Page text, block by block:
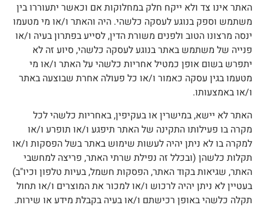
אינו צד ולא ייקח חלק במחלוקות אם וכאשר יתעוררו בין
וספק בנוגע לעסקה כלשהי. היה והאתר ו/או מי מטעמו
מרצונו הטוב ולפנים משורת הדין, לסייע בפתרון בעיה ו/או
של משתמש באתר בנוגע לעסקה כלשהי, סיוע זה לא
בשום אופן כמטיל אחריות כלשהי על האתר ו/או מי
בגין עסקה כאמור ו/או כל פעולה אחרת שבוצעה באתר
או באמצעותו.
לא יישא, במישרין או בעקיפין, באחריות כלשהי לכל
בו פעילותו התקינה של האתר תיפגע ו/או תופרע ו/או
בו לא ניתן יהיה לעשות שימוש באתר בשל הפסקות ו/או
כלשהן (ובכלל זה נפילת שרתי האתר, פריצה למחשבי
שגיאות בקוד האתר, הפסקות חשמל, בעיות טלפון וכיו"ב)
לא ניתן יהיה לרכוש ו/או למכור את המוצרים ו/או תחול
כלשהי באופן רכישתם ו/או בעיה בקבלת מידע או שירות.